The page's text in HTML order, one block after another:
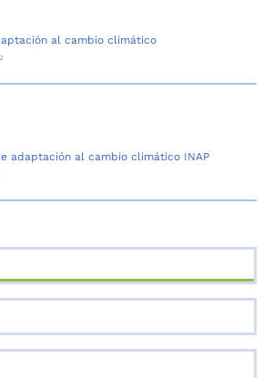
al cambio climático
adaptación al cambio climático INAP